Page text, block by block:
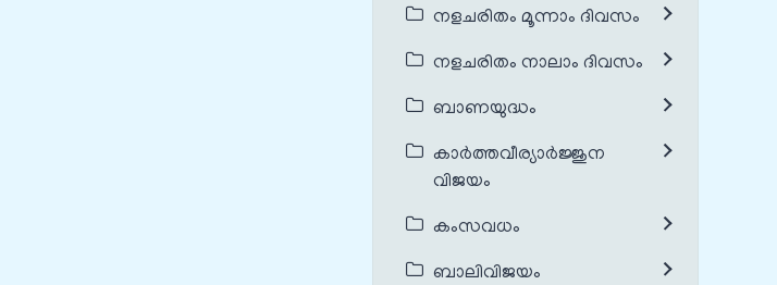
നളചരിതം മൂന്നാം ദിവസം
നളചരിതം നാലാം ദിവസം
ബാണയുദ്ധം
കാർത്തവീര്യാർജ്ജുന
വിജയം
കംസവധം
ബാലിവിജയം